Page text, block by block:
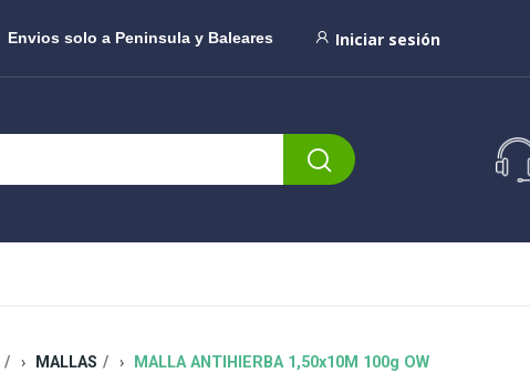
Envios solo a Peninsula y Baleares Iniciar sesión
MALLAS MALLA ANTIHIERBA 1,50x10M 100g OW